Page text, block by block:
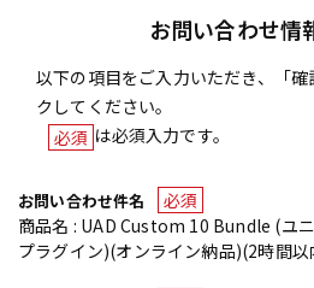
お問い合わせ情
以下の項目をご入力いただき、「
クしてください。
必須 は必須入力です。
お問い合わせ件名
必須
商品名 : UAD Custom 10 Bundle (ユ
プラグイン)(オンライン納品)(2時間